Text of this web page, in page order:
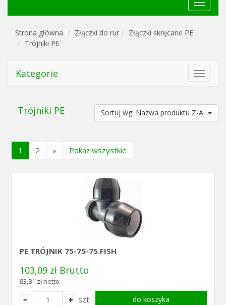
Menu
główne
Strona główna Złączki do rur
Złączki skręcane PE
Trójniki PE
Kategorie
Toggle
Trójniki PE Sortuj wg: Nazwa produktu Z-A
1 (current)
2 » Pokaż wszystkie
PE TRÓJNIK 75-75-75 FISH
103,09 zł Brutto
83,81 zł netto
szt do koszyka